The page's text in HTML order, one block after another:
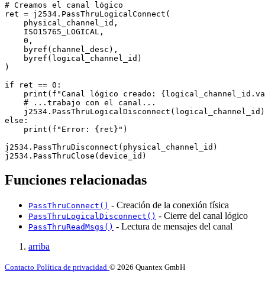
# Creamos el canal lógico
ret = j2534.PassThruLogicalConnect(
    physical_channel_id,
    ISO15765_LOGICAL,
    0,
    byref(channel_desc),
    byref(logical_channel_id)
)
if ret == 0:
print(f"Canal lógico creado:
    # ...trabajo con el canal...
    j2534.PassThruLogicalDisconnect(logical_channel_id)
else:
    print(f"Error: {ret}")
j2534.PassThruDisconnect(physical_channel_id)
j2534.PassThruClose(device_id)
Funciones relacionadas
PassThruConnect() - Creación de la conexión física
PassThruLogicalDisconnect() - Cierre del canal lógico
PassThruReadMsgs() - Lectura de mensajes del canal
arriba
Contacto Política de privacidad © 2026 Quantex GmbH